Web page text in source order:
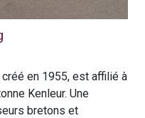
en 1955, est affilié à
Kenleur. Une
bretons et